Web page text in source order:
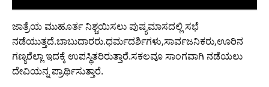
ಜಾತ್ರೆಯ ಮುಹೂರ್ತ ನಿಶ್ಚಯಿಸಲು ಪುಷ್ಯಮಾಸದಲ್ಲಿ ಸಭೆ
ನಡೆಯುತ್ತದೆ.ಬಾಬುದಾರರು.ಧರ್ಮದರ್ಶಿಗಳು,ಸಾರ್ವಜನಿಕರು,ಊರಿನ
ಗಣ್ಯರೆಲ್ಲಾ ಇದಕ್ಕೆ ಉಪಸ್ಥಿತರಿರುತ್ತಾರೆ.ಸಕಲವೂ ಸಾಂಗವಾಗಿ ನಡೆಯಲು
ದೇವಿಯನ್ನ ಪ್ರಾರ್ಥಿಸುತ್ತಾರೆ.